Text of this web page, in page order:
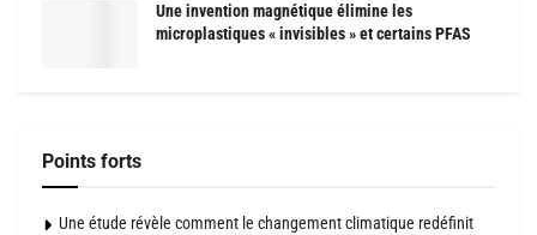
Une invention magnétique élimine les
microplastiques « invisibles » et certains PFAS
Points forts
Une étude révèle comment le changement climatique redéfinit